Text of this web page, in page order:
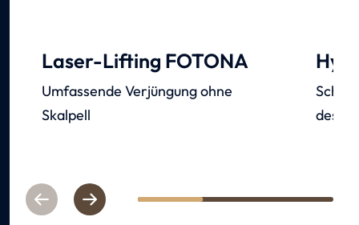
Laser-Lifting FOTONA
Umfassende Verjüngung ohne
Skalpell
des
PreviousNext 1 2 3